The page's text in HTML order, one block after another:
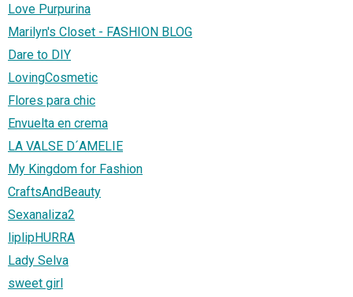
Love Purpurina
Marilyn's Closet - FASHION BLOG
Dare to DIY
LovingCosmetic
Flores para chic
Envuelta en crema
LA VALSE D´AMELIE
My Kingdom for Fashion
CraftsAndBeauty
Sexanaliza2
liplipHURRA
Lady Selva
sweet girl